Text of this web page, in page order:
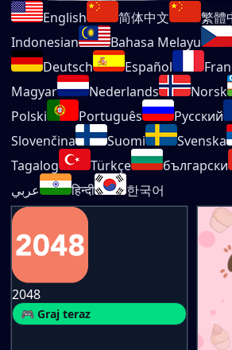
English 简体中文 繁體
Indonesian
Bahasa Melayu
Deutsch
Español
Magyar
Nederlands Norsk
Polski
Português Русский
Slovenčina
Suomi Svenska
Tagalog
Türkçe български
عربي
हिन्दी 한국어
2048
🎮 Graj teraz